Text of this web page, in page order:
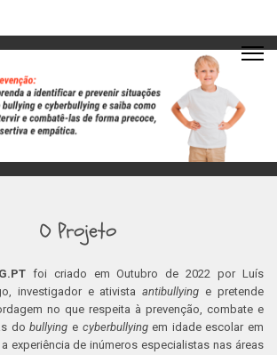
O Projeto
foi criado em Outubro de 2022 por Luís
investigador e ativistaantibullying e pretende
no que respeita à prevenção, combate e
dobullying e cyberbullyingem idade escolar em
experiência de inúmeros especialistas nas áreas